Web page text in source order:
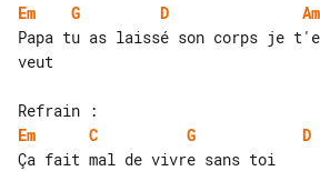
Em G D
Am
Papa tu as laissé son corps je
veut
Em
C G
D
Ça fait mal de vivre sans toi